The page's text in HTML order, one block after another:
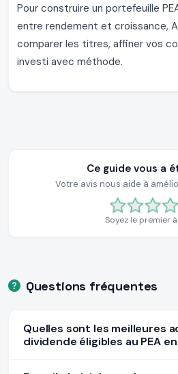
Pour construire un portefeuille
entre rendement et croissance,
comparer les titres, affiner vos
investi avec méthode.
Ce guide vous a
Votre avis nous aide à
Soyez le premier
Questions fréquentes
Quelles sont les meilleures
dividende éligibles au PEA